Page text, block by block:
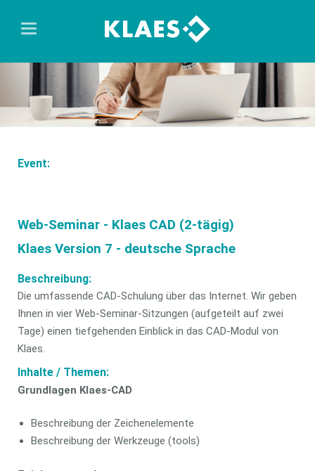
Event:
Web-Seminar - Klaes CAD (2-tägig)
Klaes Version 7 - deutsche Sprache
Beschreibung:
Die umfassende CAD-Schulung über das Internet. Wir geben
Ihnen in vier Web-Seminar-Sitzungen (aufgeteilt auf zwei
Tage) einen tiefgehenden Einblick in das CAD-Modul von
Klaes.
Inhalte / Themen:
Grundlagen Klaes-CAD
Beschreibung der Zeichenelemente
Beschreibung der Werkzeuge (tools)